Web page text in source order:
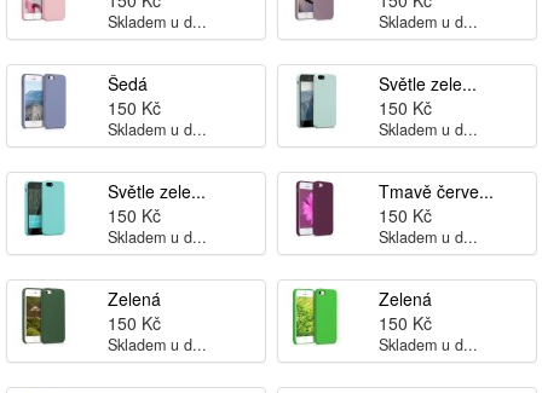
Skladem u d... Skladem u d...
Šedá
150 Kč
Skladem u d...
Světle zele...
150 Kč
Skladem u d...
Světle zele...
150 Kč
Skladem u d...
Tmavě červe...
150 Kč
Skladem u d...
Zelená
150 Kč
Skladem u d...
Zelená
150 Kč
Skladem u d...